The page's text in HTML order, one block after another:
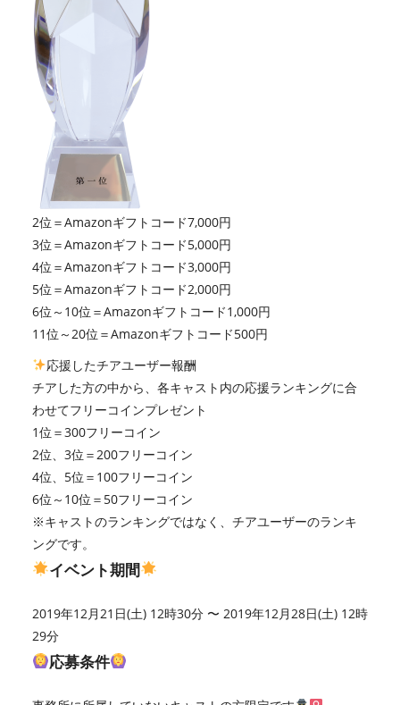
2位＝Amazonギフトコード7,000円
3位＝Amazonギフトコード5,000円
4位＝Amazonギフトコード3,000円
5位＝Amazonギフトコード2,000円
6位～10位＝Amazonギフトコード1,000円
11位～20位＝Amazonギフトコード500円
応援したチアユーザー報酬
チアした方の中から、各キャスト内の応援ランキングに合
わせてフリーコインプレゼント
1位＝300フリーコイン
2位、3位＝200フリーコイン
4位、5位＝100フリーコイン
6位～10位＝50フリーコイン
※キャストのランキングではなく、チアユーザーのランキ
ングです。
イベント期間
2019年12月21日(土) 12時30分 〜 2019年12月28日(土) 12時
29分
応募条件